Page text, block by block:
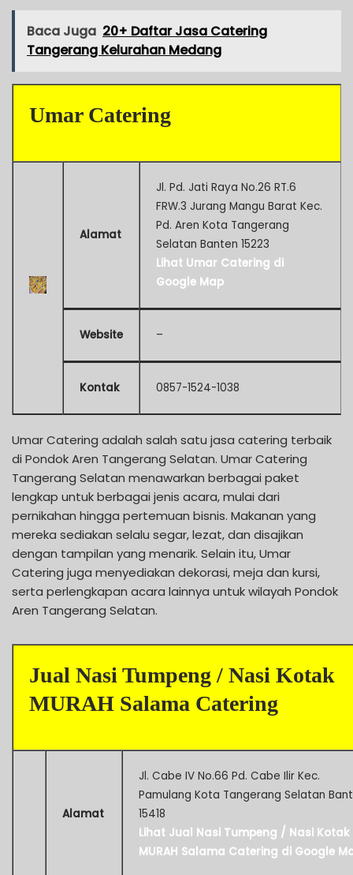
Baca Juga 20+ Daftar Jasa Catering
Tangerang Kelurahan Medang
Umar Catering
Alamat
Jl. Pd. Jati Raya No.26 RT.6
FRW.3 Jurang Mangu Barat Kec.
Pd. Aren Kota Tangerang
Selatan Banten 15223
Lihat Umar Catering di
Google Map
Website –
Kontak 0857-1524-1038
Umar Catering adalah salah satu jasa catering terbaik
di Pondok Aren Tangerang Selatan. Umar Catering
Tangerang Selatan menawarkan berbagai paket
lengkap untuk berbagai jenis acara, mulai dari
pernikahan hingga pertemuan bisnis. Makanan yang
mereka sediakan selalu segar, lezat, dan disajikan
dengan tampilan yang menarik. Selain itu, Umar
Catering juga menyediakan dekorasi, meja dan kursi,
serta perlengkapan acara lainnya untuk wilayah Pondok
Aren Tangerang Selatan.
Jual Nasi Tumpeng / Nasi Kotak
MURAH Salama Catering
Alamat
Jl. Cabe IV No.66 Pd. Cabe Ilir Kec.
Pamulang Kota Tangerang Selatan
15418
Lihat Jual Nasi Tumpeng / Nasi Kotak
MURAH Salama Catering di Google